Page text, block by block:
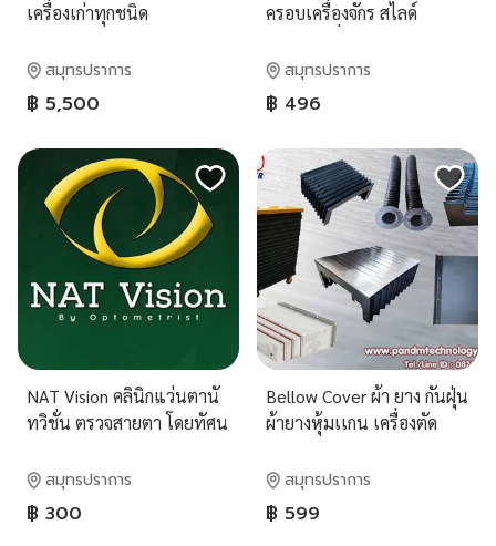
เครื่องเก่าทุกชนิด
สมุทรปราการ
฿ 5,500
ครอบเครื่องจักร สไลด์
สมุทรปราการ
฿ 496
NAT Vision คลินิกแว่นตานั
ทวิชั่น ตรวจสายตา โดยทัศน
เกียรตินิยม
สมุทรปราการ
฿ 300
Bellow Cover ผ้า ยาง กันฝุ่น
ผ้ายางหุ้มเเกน เครื่องตัด
แบบโลหะ
สมุทรปราการ
฿ 599